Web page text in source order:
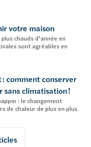
votre maison
chauds d’année en
sont agréables en
comment conserver
sans climatisation !
: le changement
de chaleur de plus en plus